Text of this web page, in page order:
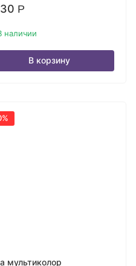
Р
наличии
В корзину
мультиколор